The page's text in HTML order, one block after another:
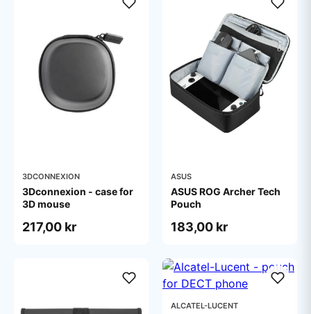
3DCONNEXION
3Dconnexion - case for
3D mouse
217,00 kr
ASUS
ASUS ROG Archer Tech
Pouch
183,00 kr
ALCATEL-LUCENT